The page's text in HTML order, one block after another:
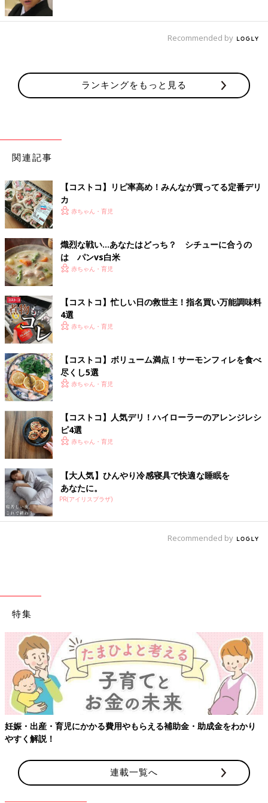
Recommended by
ランキングをもっと見る
関連記事
【コストコ】リピ率高め！みんなが買ってる定番デリ
カ
赤ちゃん・育児
熾烈な戦い…あなたはどっち？ シチューに合うの
は パンvs白米
赤ちゃん・育児
【コストコ】忙しい日の救世主！指名買い万能調味料
4選
赤ちゃん・育児
【コストコ】ボリューム満点！サーモンフィレを食べ
尽くし5選
赤ちゃん・育児
【コストコ】人気デリ！ハイローラーのアレンジレシ
ピ4選
赤ちゃん・育児
【大人気】ひんやり冷感寝具で快適な睡眠を
あなたに。
PR(アイリスプラザ)
Recommended by
特集
【ワクチン接種できるものも】妊婦の感染症対策、知っておいて！
連載一覧へ